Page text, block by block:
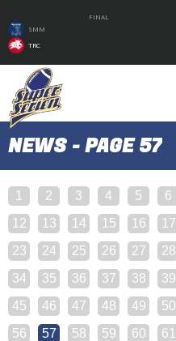
FINAL
SMM
TRC
NEWS - PAGE 57
1 2 3 4 5 6
12
13 14 15 16 17
23
24 25 26 27 28
34
35 36 37 38 39
45
46 47 48 49 50
56
57 58 59 60 61